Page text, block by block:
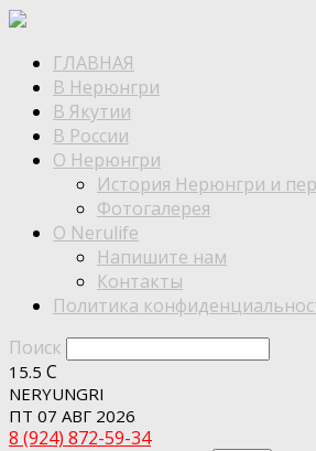
ГЛАВНАЯ
В Нерюнгри
В Якутии
В России
О Нерюнгри
История Нерюнгри и
Фотогалерея
О Nerulife
Напишите нам
Контакты
Политика
Поиск
15.5 C
NERYUNGRI
ПТ 07 АВГ 2026
8 (924) 872-59-34